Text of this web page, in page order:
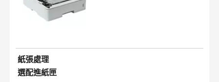
紙張處理
選配進紙匣